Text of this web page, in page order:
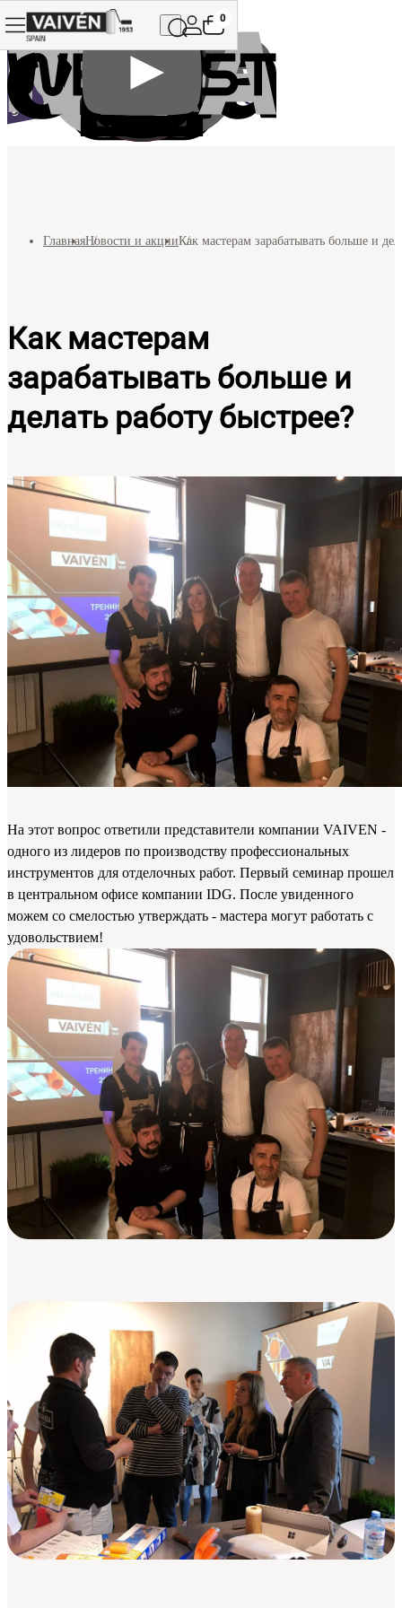
0
ГлавнаяНовости и акцииКак мастерам зарабатывать больше и
Как мастерам
зарабатывать больше и
делать работу быстрее?
На этот вопрос ответили представители компании VAIVEN -
одного из лидеров по производству профессиональных
инструментов для отделочных работ. Первый семинар прошел
в центральном офисе компании IDG. После увиденного
можем со смелостью утверждать - мастера могут работать с
удовольствием!